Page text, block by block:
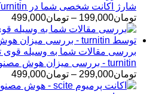
تا
شارژ اکانت شخصی شما در Turnitin - برسی سرقت ادبی
تومان199,000
– تومان499,000
تا
turnitin - بررسی میزان هوش مصنوعی مقاله
تومان299,000
– تومان499,000